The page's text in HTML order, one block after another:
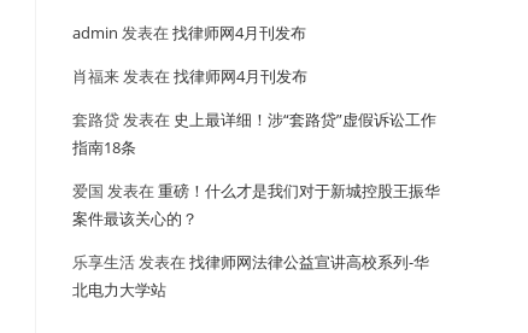
admin 发表在找律师网4月刊发布
肖福来发表在找律师网4月刊发布
套路贷发表在 史上最详细！涉“套路贷”虚假诉讼工作
指南18条
爱国 发表在重磅！什么才是我们对于新城控股王振华
案件最该关心的？
乐享生活发表在找律师网法律公益宣讲高校系列-华
北电力大学站